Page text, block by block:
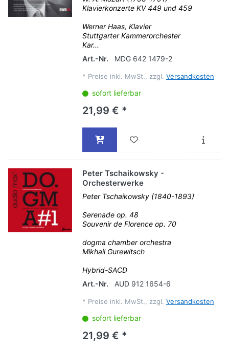
Klavierkonzerte KV 449 und 459
Werner Haas, Klavier
Stuttgarter Kammerorchester
Kar...
Art.-Nr.
MDG 642 1479-2
* Preise inkl. MwSt., zzgl. Versandkosten
sofort lieferbar
21,99 € *
Peter Tschaikowsky -
Orchesterwerke
Peter Tschaikowsky (1840-1893)
Serenade op. 48
Souvenir de Florence op. 70
dogma chamber orchestra
Mikhail Gurewitsch
Hybrid-SACD
Art.-Nr.
AUD 912 1654-6
* Preise inkl. MwSt., zzgl. Versandkosten
sofort lieferbar
21,99 € *